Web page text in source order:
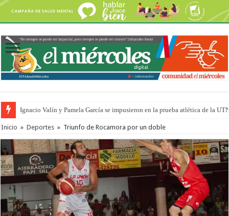
Ignacio Valín y Pamela García se impusieron en la prueba atlética de la
Traigo el litoral en mi canción: 100 años de Aníbal Sampayo
Inicio » Deportes » Triunfo de Rocamora por un doble